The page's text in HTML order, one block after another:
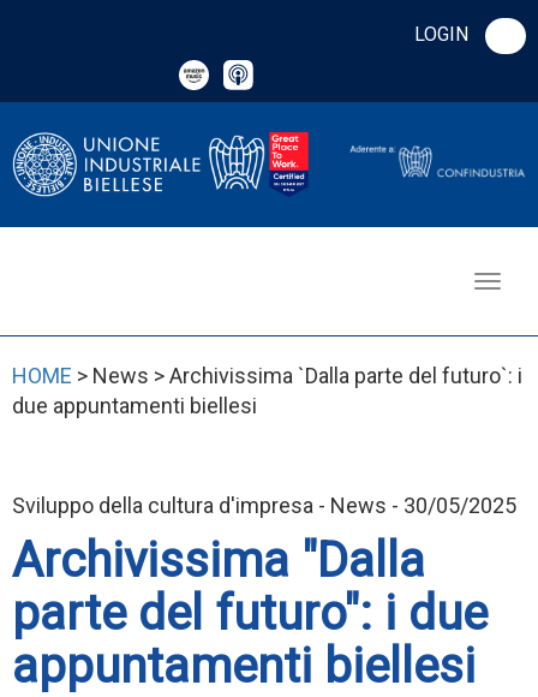
LOGIN
HOME > News > Archivissima `Dalla parte del futuro`: i
due appuntamenti biellesi
Sviluppo della cultura d'impresa - News - 30/05/2025
Archivissima "Dalla
parte del futuro": i due
appuntamenti biellesi